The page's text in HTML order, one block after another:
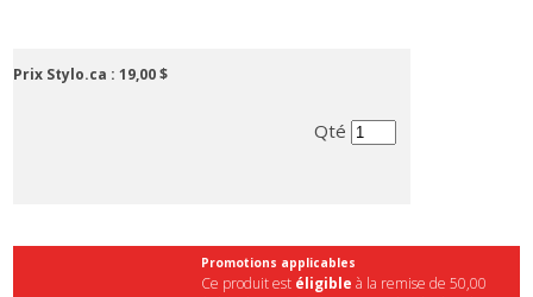
Prix Stylo.ca :19,00 $
Qté
Promotions applicables
Ce produit est éligible à la remise de 50,00